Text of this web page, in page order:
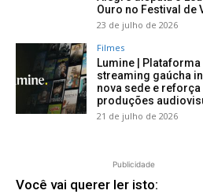
Ouro no Festival de
23 de julho de 2026
Filmes
Lumine | Plataforma
streaming gaúcha
nova sede e reforça
produções
21 de julho de 2026
Publicidade
Você vai querer ler isto: